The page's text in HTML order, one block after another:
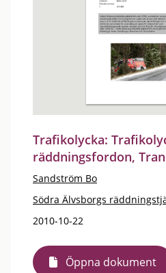
Trafikolycka:
räddningsfordon,
Sandström Bo
Södra Älvsborgs
2010-10-22
Öppna dokument